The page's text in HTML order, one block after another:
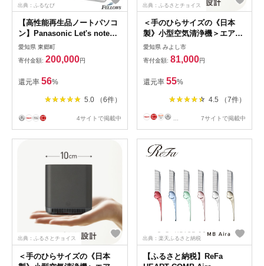
出典：ふるなび
【高性能再生品ノートパソコ
ン】Panasonic Let's note
LV9【1501383】
愛知県 東郷町
寄付金額: 200,000円
還元率 56%
5.0 （6件）
4サイトで掲載中
出典：ふるさとチョイス
＜手のひらサイズの《日本
製》小型空気清浄機＞エアプ
ロテクターエアペックAP-
2K20SVシルバー
【1264666】
愛知県 みよし市
寄付金額: 81,000円
還元率 55%
4.5 （7件）
7サイトで掲載中
出典：ふるさとチョイス
＜手のひらサイズの《日本
出典：楽天ふるさと納税
【ふるさと納税】ReFa